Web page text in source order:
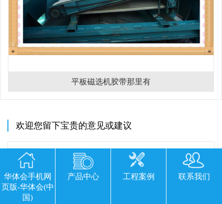
平板磁选机胶带那里有
欢迎您留下宝贵的意见或建议
华体会手机网
页版-华体会(中
国)
产品中心 工程案例 联系我们